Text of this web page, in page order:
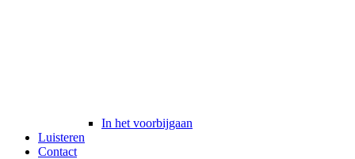
In het voorbijgaan
Luisteren
Contact